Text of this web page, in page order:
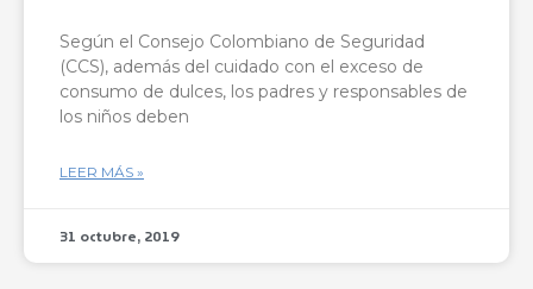
Según el Consejo Colombiano de Seguridad
(CCS), además del cuidado con el exceso de
consumo de dulces, los padres y responsables de
los niños deben
LEER MÁS »
31 octubre, 2019